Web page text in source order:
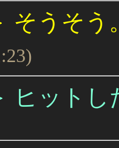
そうそう
ヒットし